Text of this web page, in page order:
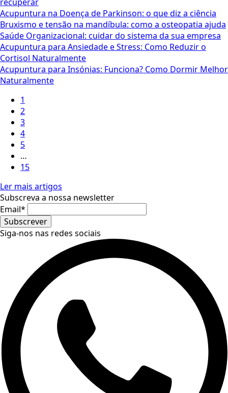
Acupuntura na Doença de Parkinson: o que diz a ciência
Bruxismo e tensão na mandíbula: como a osteopatia ajuda
Saúde Organizacional: cuidar do sistema da sua empresa
Acupuntura para Ansiedade e Stress: Como Reduzir o
Cortisol Naturalmente
Acupuntura para Insónias: Funciona? Como Dormir Melhor
Naturalmente
1
2
3
4
5
…
15
Ler mais artigos
Subscreva a nossa newsletter
Email*
Subscrever
Siga-nos nas redes sociais